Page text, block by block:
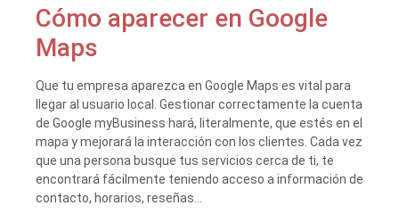
Cómo aparecer en Google
Maps
Que tu empresa aparezca en Google Maps es vital para
llegar al usuario local. Gestionar correctamente la cuenta
de Google myBusiness hará, literalmente, que estés en el
mapa y mejorará la interacción con los clientes. Cada vez
que una persona busque tus servicios cerca de ti, te
encontrará fácilmente teniendo acceso a información de
contacto, horarios, reseñas…